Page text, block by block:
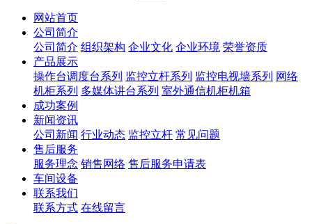
网站首页
公司简介
公司简介 组织架构 企业文化 企业环境 荣誉资质
产品展示
操作台调度台系列 监控立杆系列 监控电视墙系列 网络
机柜系列 多媒体讲台系列 室外通信机柜机箱
成功案例
新闻资讯
公司新闻 行业动态 监控立杆 常见问题
售后服务
服务理念 销售网络 售后服务申请表
车间设备
联系我们
联系方式 在线留言